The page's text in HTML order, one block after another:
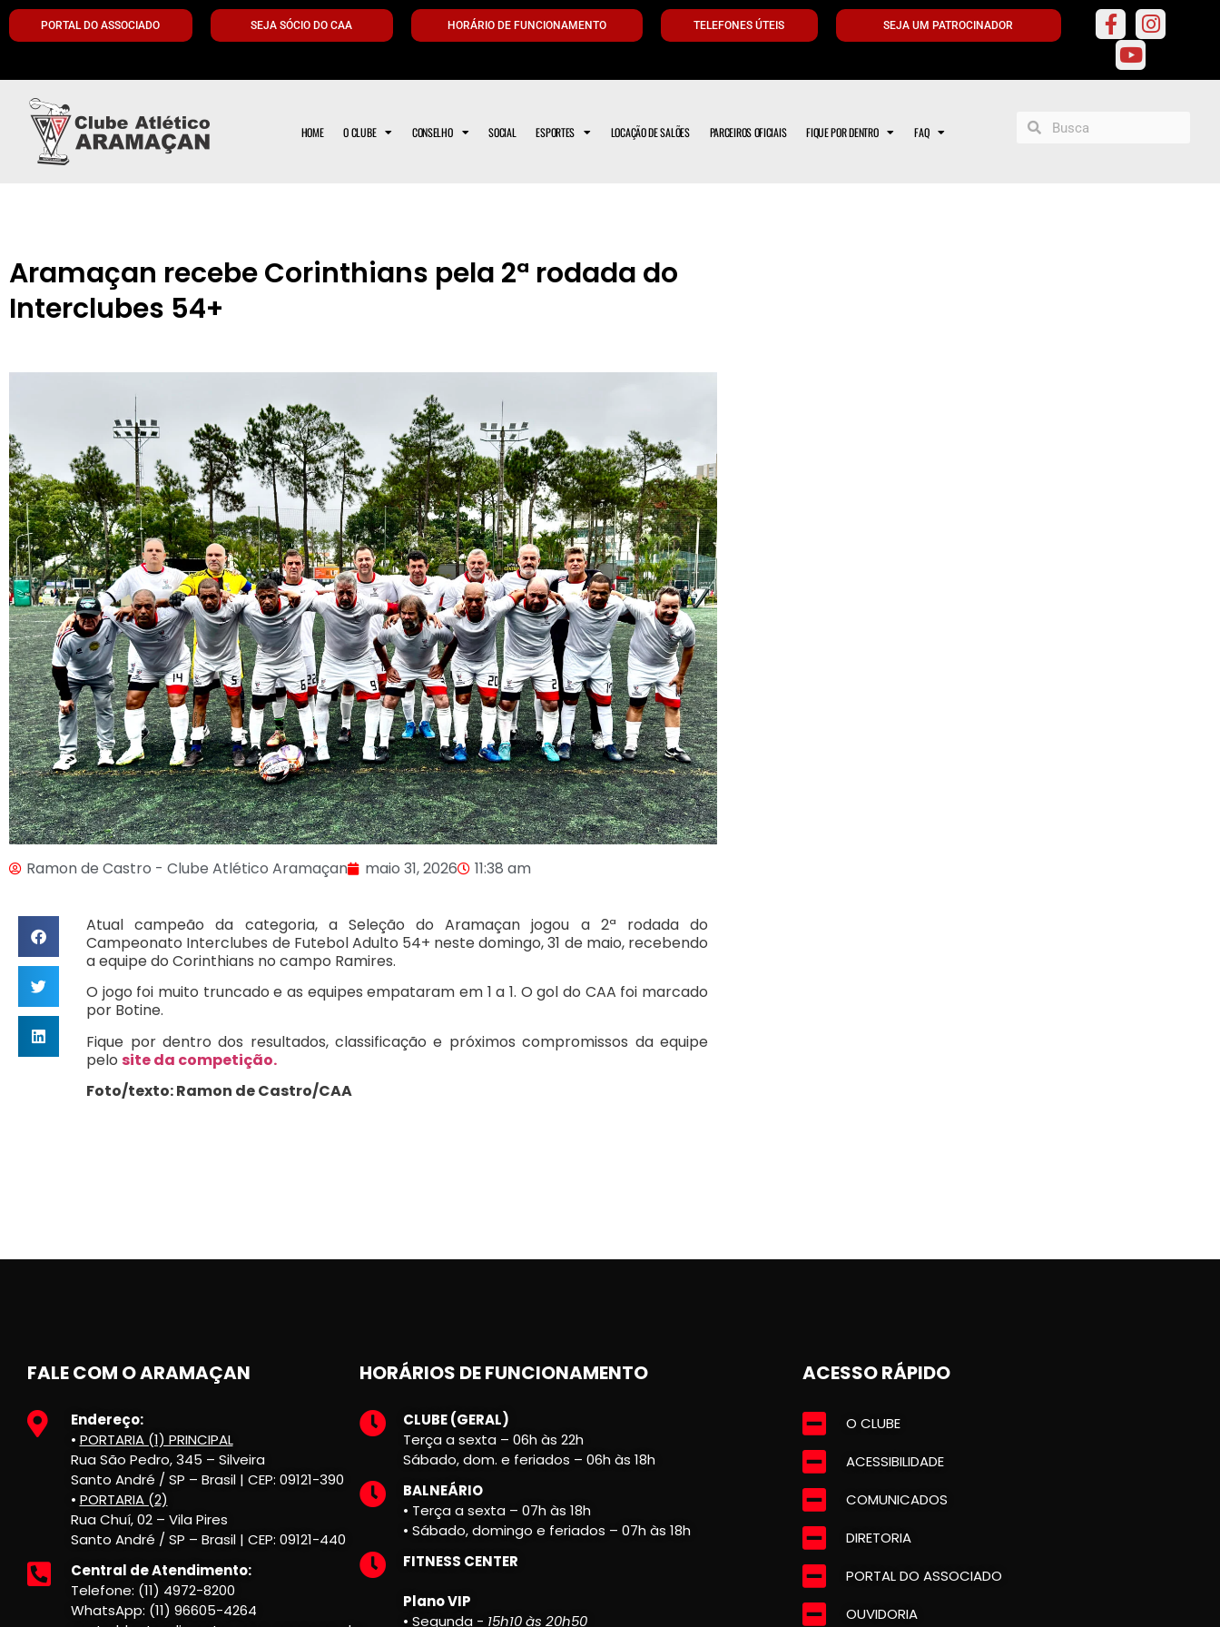
PORTAL DO ASSOCIADO SEJA SÓCIO DO CAA HORÁRIO DE FUNCIONAMENTO TELEFONES ÚTEIS SEJA UM PATROCINADOR
HOME O CLUBE CONSELHO SOCIAL ESPORTES LOCAÇÃO DE SALÕES PARCEIROS OFICIAIS FIQUE POR DENTRO FAQ
Aramaçan recebe Corinthians pela 2ª rodada do
Interclubes 54+
Ramon de Castro - Clube Atlético Aramaçan maio 31, 2026 11:38 am
Atual campeão da categoria, a Seleção do Aramaçan jogou a 2ª rodada do
Campeonato Interclubes de Futebol Adulto 54+ neste domingo, 31 de maio, recebendo
a equipe do Corinthians no campo Ramires.
O jogo foi muito truncado e as equipes empataram em 1 a 1. O gol do CAA foi marcado
por Botine.
Fique por dentro dos resultados, classificação e próximos compromissos da equipe
pelosite da competição.
Foto/texto: Ramon de Castro/CAA
FALE COM O ARAMAÇAN
Endereço:
• PORTARIA (1) PRINCIPAL
Rua São Pedro, 345 – Silveira
Santo André / SP – Brasil | CEP: 09121-390
• PORTARIA (2)
Rua Chuí, 02 – Vila Pires
Santo André / SP – Brasil | CEP: 09121-440
Central de Atendimento:
Telefone: (11) 4972-8200
WhatsApp: (11) 96605-4264
HORÁRIOS DE FUNCIONAMENTO
CLUBE (GERAL)
Terça a sexta – 06h às 22h
Sábado, dom. e feriados – 06h às 18h
BALNEÁRIO
• Terça a sexta – 07h às 18h
• Sábado, domingo e feriados – 07h às 18h
FITNESS CENTER
Plano VIP
• Segunda - 15h10 às 20h50
ACESSO RÁPIDO
O CLUBE
ACESSIBILIDADE
COMUNICADOS
DIRETORIA
PORTAL DO ASSOCIADO
OUVIDORIA